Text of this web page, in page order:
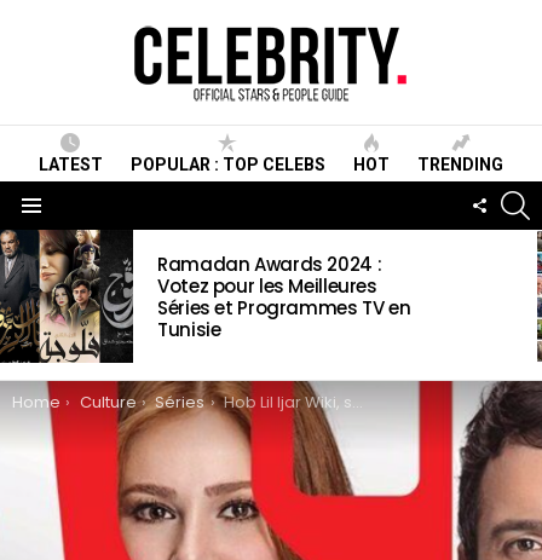
LATEST POPULAR : TOP CELEBS HOT TRENDING
LATEST
STORIES
Ramadan Awards 2024 :
Votez pour les Meilleures
Séries et Programmes TV en
Tunisie
You are here:
Home Culture Séries Hob Lil Ijar Wiki, synopsis, Acteurs, date de sortie, vidéos et photos & informations